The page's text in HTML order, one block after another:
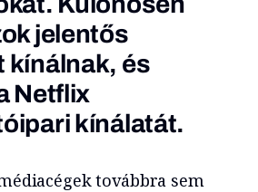
jelentős
kínálnak, és
Netflix
kínálatát.
továbbra sem